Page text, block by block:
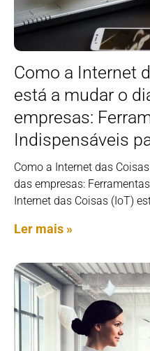
Como a Internet
está a mudar o
empresas:
Indispensáveis
Como a Internet das
das empresas:
Internet das Coisas (IoT)
Ler mais »